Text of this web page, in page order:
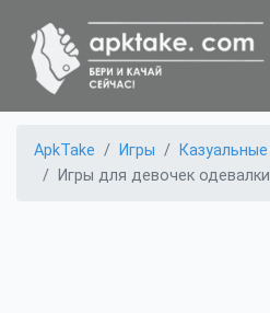
ApkTake Игры
Казуальные
Игры для девочек одевалки